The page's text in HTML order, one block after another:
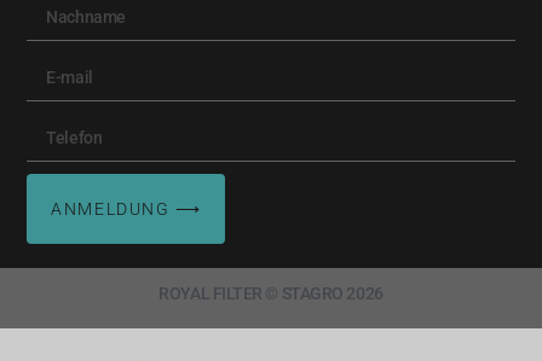
ANMELDUNG ⟶
ROYAL FILTER © STAGRO 2026